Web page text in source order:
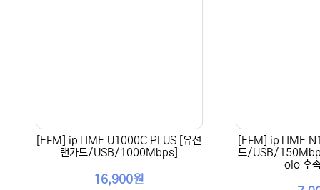
[EFM] ipTIME U1000C PLUS [유선
랜카드/USB/1000Mbps]
16,900원
[EFM] ipTIME
드/USB/
olo 후